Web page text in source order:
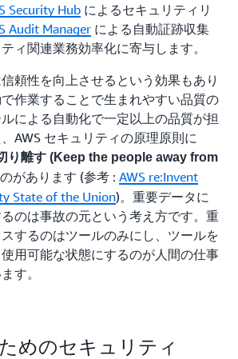
Security Hub によるセキュリティリ
Audit Manager による自動証跡収集
ィ関連業務効率化に寄与します。
頼性を向上させるという効果もあり
作業することで生まれやすい品質の
による自動化で一定以上の品質が担
AWS セキュリティの原理原則に
り離す (Keep the people away from
があります (参考 : AWS re:Invent
State of the Union)。重要データに
のは事故の元という考え方です。重
するのはツールのみにし、ツールを
用可能な状態にするのが人間の仕事
す。
めのセキュリティ